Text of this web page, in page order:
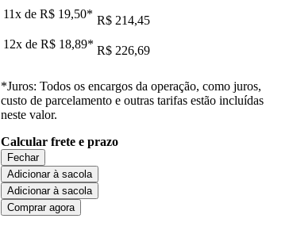
11x de R$ 19,50* R$ 214,45
12x de R$ 18,89* R$ 226,69
*Juros: Todos os encargos da operação, como juros,
custo de parcelamento e outras tarifas estão incluídas
neste valor.
Calcular frete e prazo
Fechar
Adicionar à sacola
Adicionar à sacola
Comprar agora